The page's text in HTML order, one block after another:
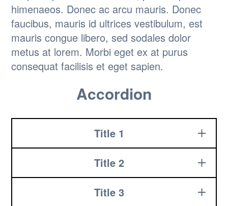
himenaeos. Donec ac arcu mauris. Donec
faucibus, mauris id ultrices vestibulum, est
mauris congue libero, sed sodales dolor
metus at lorem. Morbi eget ex at purus
consequat facilisis et eget sapien.
Accordion
Title 1
Title 2
Title 3